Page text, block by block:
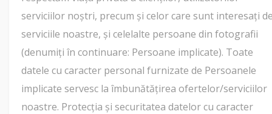
serviciilor noștri, precum și celor care sunt interesați
serviciile noastre, și celelalte persoane din fotografii
(denumiți în continuare: Persoane implicate). Toate
datele cu caracter personal furnizate de Persoanele
implicate servesc la îmbunătățirea ofertelor/serviciilor
noastre. Protecția și securitatea datelor cu caracter